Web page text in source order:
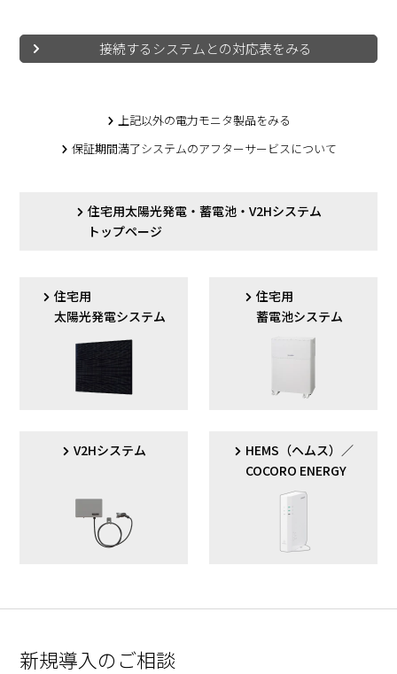
接続するシステムとの対応表をみる
上記以外の電力モニタ製品をみる
保証期間満了システムのアフターサービスについて
住宅用太陽光発電・蓄電池・V2Hシステム
トップページ
住宅用
太陽光発電システム
住宅用
蓄電池システム
V2Hシステム
HEMS（ヘムス）／
COCORO ENERGY
新規導入のご相談